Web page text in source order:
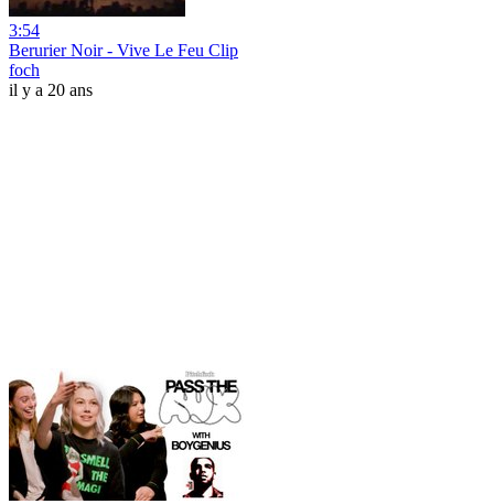
3:54
Berurier Noir - Vive Le Feu Clip
foch
il y a 20 ans